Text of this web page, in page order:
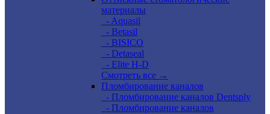
материалы
- Aquasil
- Betasil
- BISICO
- Detaseal
- Elite H-D
Смотреть все →
Пломбирование каналов
- Пломбирование каналов Dentsply
- Пломбирование каналов